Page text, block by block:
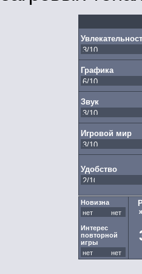
Графика
Звук
Игровой мир
Удобство
Новизна
нет
Интерес
повторной
игры
нет